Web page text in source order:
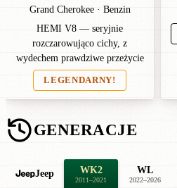
Grand Cherokee · Benzin
HEMI V8 — seryjnie
rozczarowująco cichy, z
wydechem prawdziwe przeżycie
LEGENDARNY!
GENERACJE
Jeep WK2
2011–2021
WL
2022–2026